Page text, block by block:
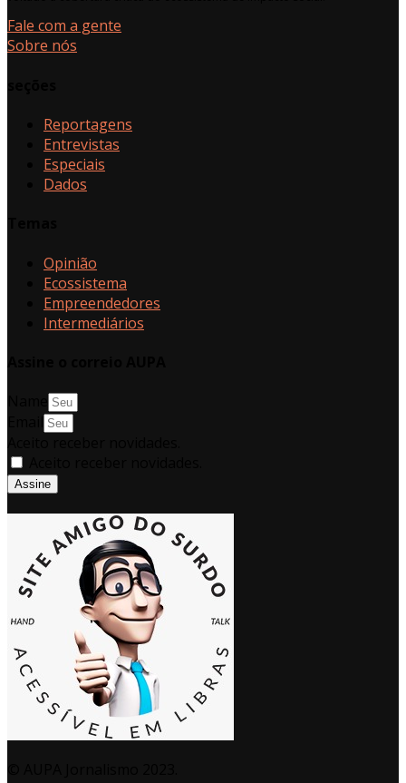
Fale com a gente
Sobre nós
Reportagens
Entrevistas
Especiais
Dados
Opinião
Ecossistema
Empreendedores
Intermediários
Assine